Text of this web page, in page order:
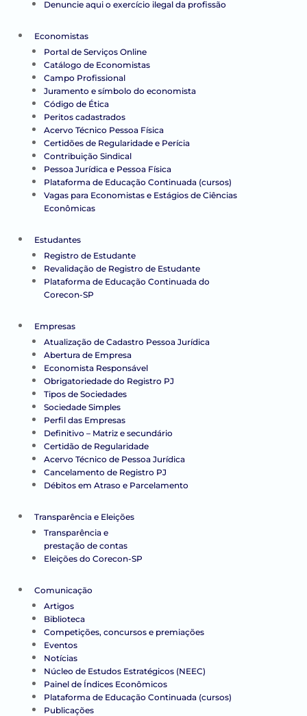
Denuncie aqui o exercício ilegal da profissão
Economistas
Portal de Serviços Online
Catálogo de Economistas
Campo Profissional
Juramento e símbolo do economista
Código de Ética
Peritos cadastrados
Acervo Técnico Pessoa Física
Certidões de Regularidade e Perícia
Contribuição Sindical
Pessoa Jurídica e Pessoa Física
Plataforma de Educação Continuada (cursos)
Vagas para Economistas e Estágios de Ciências
Econômicas
Estudantes
Registro de Estudante
Revalidação de Registro de Estudante
Plataforma de Educação Continuada do
Corecon-SP
Empresas
Atualização de Cadastro Pessoa Jurídica
Abertura de Empresa
Economista Responsável
Obrigatoriedade do Registro PJ
Tipos de Sociedades
Sociedade Simples
Perfil das Empresas
Definitivo – Matriz e secundário
Certidão de Regularidade
Acervo Técnico de Pessoa Jurídica
Cancelamento de Registro PJ
Débitos em Atraso e Parcelamento
Transparência e Eleições
Transparência e
prestação de contas
Eleições do Corecon-SP
Comunicação
Artigos
Biblioteca
Competições, concursos e premiações
Eventos
Notícias
Núcleo de Estudos Estratégicos (NEEC)
Painel de Índices Econômicos
Plataforma de Educação Continuada (cursos)
Publicações